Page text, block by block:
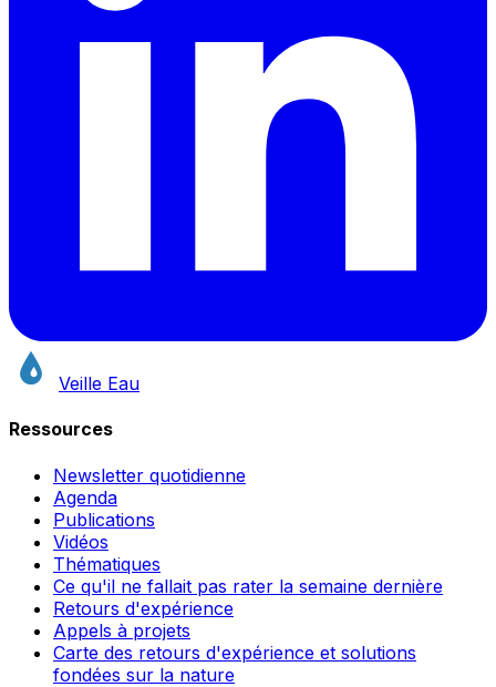
Veille Eau
Ressources
Newsletter quotidienne
Agenda
Publications
Vidéos
Thématiques
Ce qu'il ne fallait pas rater la semaine dernière
Retours d'expérience
Appels à projets
Carte des retours d'expérience et solutions
fondées sur la nature